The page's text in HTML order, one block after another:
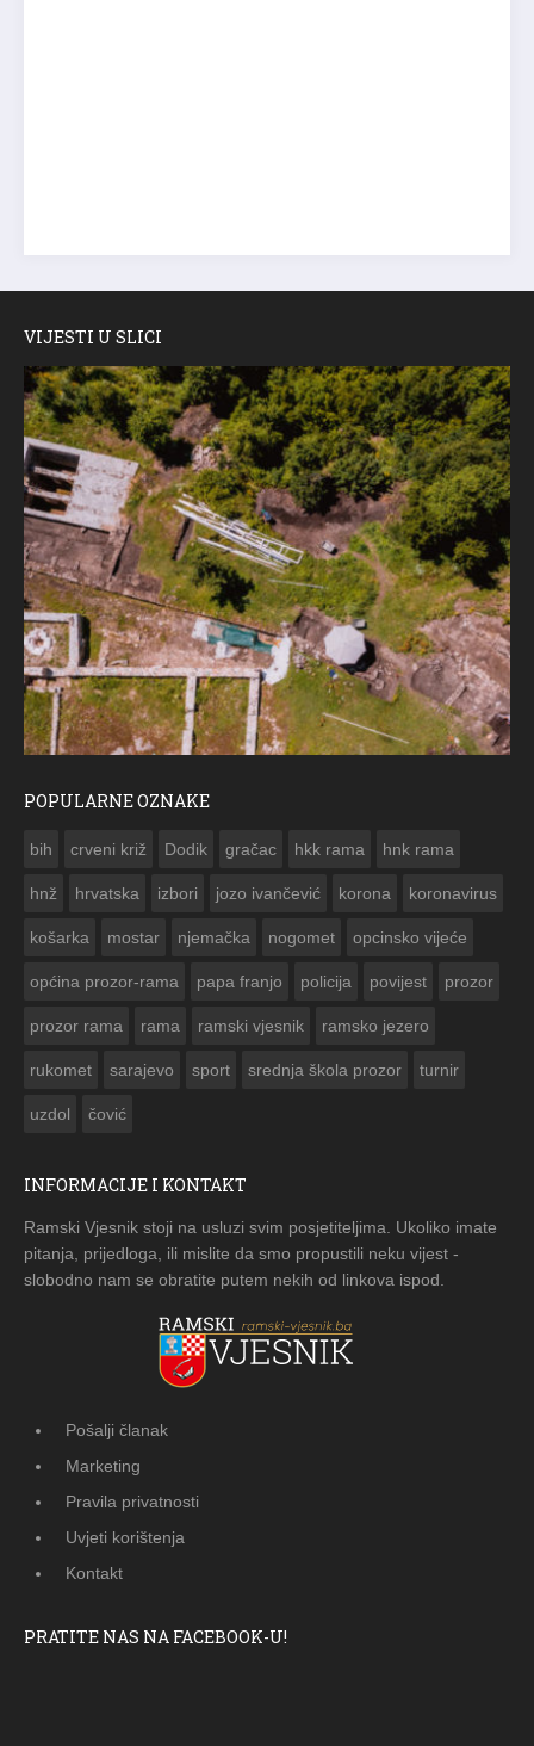
VIJESTI U SLICI
POPULARNE OZNAKE
bih crveni križ Dodik gračac hkk rama hnk rama
hnž hrvatska izbori jozo ivančević korona koronavirus
košarka mostar njemačka nogomet opcinsko vijeće
općina prozor-rama papa franjo policija povijest prozor
prozor rama rama ramski vjesnik ramsko jezero
rukomet sarajevo sport srednja škola prozor turnir
uzdol čović
INFORMACIJE I KONTAKT
Ramski Vjesnik stoji na usluzi svim posjetiteljima. Ukoliko imate
pitanja, prijedloga, ili mislite da smo propustili neku vijest -
slobodno nam se obratite putem nekih od linkova ispod.
Pošalji članak
Marketing
Pravila privatnosti
Uvjeti korištenja
Kontakt
PRATITE NAS NA FACEBOOK-U!